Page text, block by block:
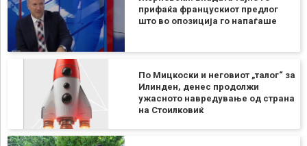
прифаќа францускиот предлог
што во опозиција го напаѓаше
По Мицкоски и неговиот „талог“ за
Илинден, денес продолжи
ужасното навредување од страна
на Стоилковиќ